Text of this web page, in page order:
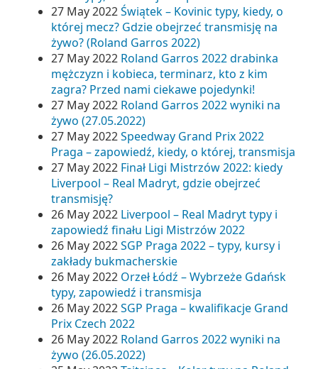
27 May 2022Świątek – Kovinic typy, kiedy, o
której mecz? Gdzie obejrzeć transmisję na
żywo? (Roland Garros 2022)
27 May 2022 Roland Garros 2022 drabinka
mężczyzn i kobieca, terminarz, kto z kim
zagra? Przed nami ciekawe pojedynki!
27 May 2022 Roland Garros 2022 wyniki na
żywo (27.05.2022)
27 May 2022Speedway Grand Prix 2022
Praga – zapowiedź, kiedy, o której, transmisja
27 May 2022 Finał Ligi Mistrzów 2022: kiedy
Liverpool – Real Madryt, gdzie obejrzeć
transmisję?
26 May 2022 Liverpool – Real Madryt typy i
zapowiedź finału Ligi Mistrzów 2022
26 May 2022SGP Praga 2022 – typy, kursy i
zakłady bukmacherskie
26 May 2022 Orzeł Łódź – Wybrzeże Gdańsk
typy, zapowiedź i transmisja
26 May 2022SGP Praga – kwalifikacje Grand
Prix Czech 2022
26 May 2022 Roland Garros 2022 wyniki na
żywo (26.05.2022)